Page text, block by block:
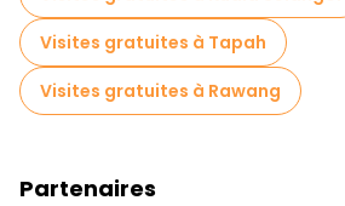
Visites gratuites à Tapah
Visites gratuites à Rawang
Partenaires